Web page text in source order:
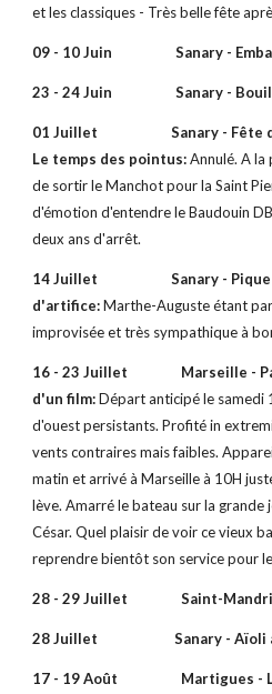
et les classiques - Très belle fête
09 - 10 Juin Sanary -
23 - 24 Juin Sanary -
01 Juillet Sanary - Fête de
Le temps des pointus:Annulé. A la
de sortir le Manchot pour la Saint
d'émotion d'entendre le Baudouin
deux ans d'arrêt.
14 Juillet Sanary - Pique
d'artifice:Marthe-Auguste étant
improvisée et très sympathique à
16 - 23 Juillet Marseille -
d'un film:Départ anticipé le samedi
d'ouest persistants. Profité in
vents contraires mais faibles.
matin et arrivé à Marseille à 10H
lève. Amarré le bateau sur la
César. Quel plaisir de voir ce vieux
reprendre bientôt son service pour
28 - 29 Juillet Saint-
28 Juillet Sanary - Aïoli
17 - 19 Août Martigues -